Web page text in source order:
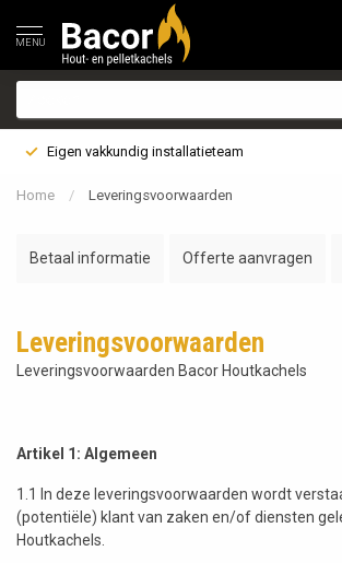
MENU
Eigen vakkundig installatieteam
Home / Leveringsvoorwaarden
Betaal informatie Offerte aanvragen
Leveringsvoorwaarden
Leveringsvoorwaarden Bacor Houtkachels
Artikel 1: Algemeen
1.1 In deze leveringsvoorwaarden wordt
(potentiële) klant van zaken en/of diensten
Houtkachels.